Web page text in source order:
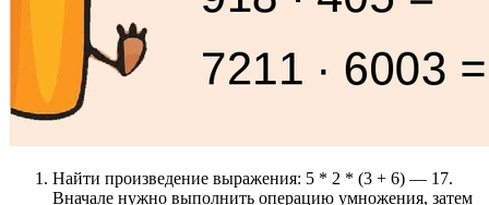
Найти произведение выражения: 5 * 2 * (3 + 6) — 17.
Вначале нужно выполнить операцию умножения, затем